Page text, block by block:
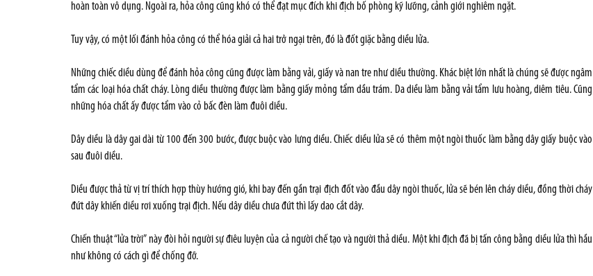
hoàn toàn vô dụng. Ngoài ra, hỏa công cũng khó có thể đạt mục đích khi địch bố phòng kỹ lưỡng, cảnh giới nghiêm ngặt.
Tuy vậy, có một lối đánh hỏa công có thể hóa giải cả hai trở ngại trên, đó là đốt giặc bằng diều lửa.
Những chiếc diều dùng để đánh hỏa công cũng được làm bằng vải, giấy và nan tre như diều thường. Khác biệt lớn nhất là chúng sẽ được ngâm
tẩm các loại hóa chất cháy. Lòng diều thường được làm bằng giấy mỏng tẩm dầu trám. Da diều làm bằng vải tẩm lưu hoàng, diêm tiêu. Cũng
những hóa chất ấy được tẩm vào cỏ bấc đèn làm đuôi diều.
Dây diều là dây gai dài từ 100 đến 300 bước, được buộc vào lưng diều. Chiếc diều lửa sẽ có thêm một ngòi thuốc làm bằng dây giấy buộc vào
sau đuôi diều.
Diều được thả từ vị trí thích hợp thùy hướng gió, khi bay đến gần trại địch đốt vào đầu dây ngòi thuốc, lửa sẽ bén lên cháy diều, đồng thời cháy
đứt dây khiến diều rơi xuống trại địch. Nếu dây diều chưa đứt thì lấy dao cắt dây.
Chiến thuật “lửa trời” này đòi hỏi người sự điêu luyện của cả người chế tạo và người thả diều. Một khi địch đã bị tấn công bằng diều lửa thì hầu
như không có cách gì để chống đỡ.